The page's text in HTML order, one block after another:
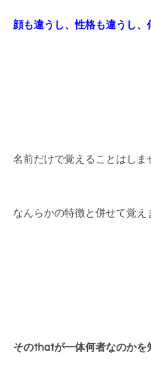
顔も違うし、性格も違うし、
名前だけで覚えることはしま
なんらかの特徴と併せて覚え
そのthatが一体何者なのかを